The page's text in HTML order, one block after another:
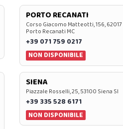
PORTO RECANATI
Corso Giacomo Matteotti, 156, 62017
Porto Recanati MC
+39 071 759 0217
NON DISPONIBILE
SIENA
Piazzale Rosselli, 25, 53100 Siena SI
+39 335 528 6171
NON DISPONIBILE